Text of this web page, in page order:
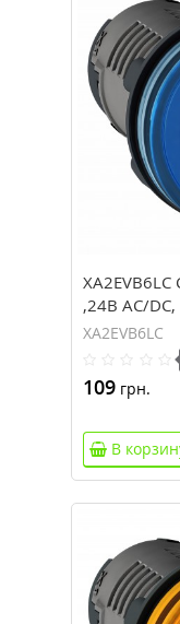
,24В AC/
XA2EVB6LC
109грн.
В